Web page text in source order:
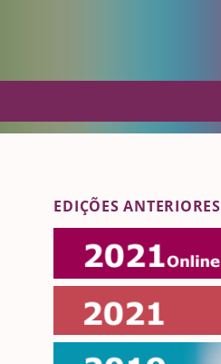
EDIÇÕES ANTERIORES